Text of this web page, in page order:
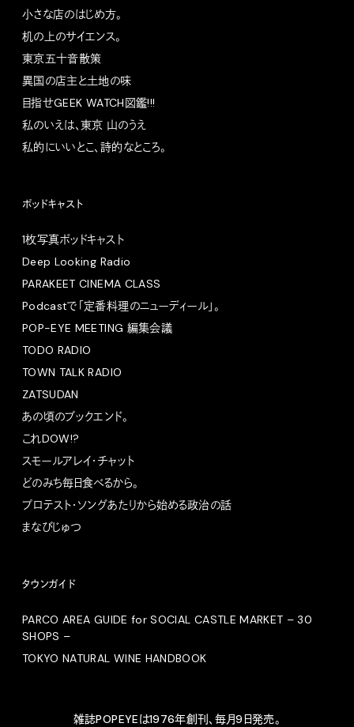
小さな店のはじめ方。
机の上のサイエンス。
東京五十音散策
異国の店主と土地の味
目指せGEEK WATCH図鑑!!!
私のいえは、東京 山のうえ
私的にいいとこ、詩的なところ。
ポッドキャスト
1枚写真ポッドキャスト
Deep Looking Radio
PARAKEET CINEMA CLASS
Podcastで「定番料理のニューディール」。
POP-EYE MEETING 編集会議
TODO RADIO
TOWN TALK RADIO
ZATSUDAN
あの頃のブックエンド。
これDOW!?
スモールアレイ・チャット
どのみち毎日食べるから。
プロテスト・ソングあたりから始める政治の話
まなびじゅつ
タウンガイド
PARCO AREA GUIDE for SOCIAL CASTLE MARKET – 30
SHOPS –
TOKYO NATURAL WINE HANDBOOK
雑誌POPEYEは1976年創刊、毎月9日発売。